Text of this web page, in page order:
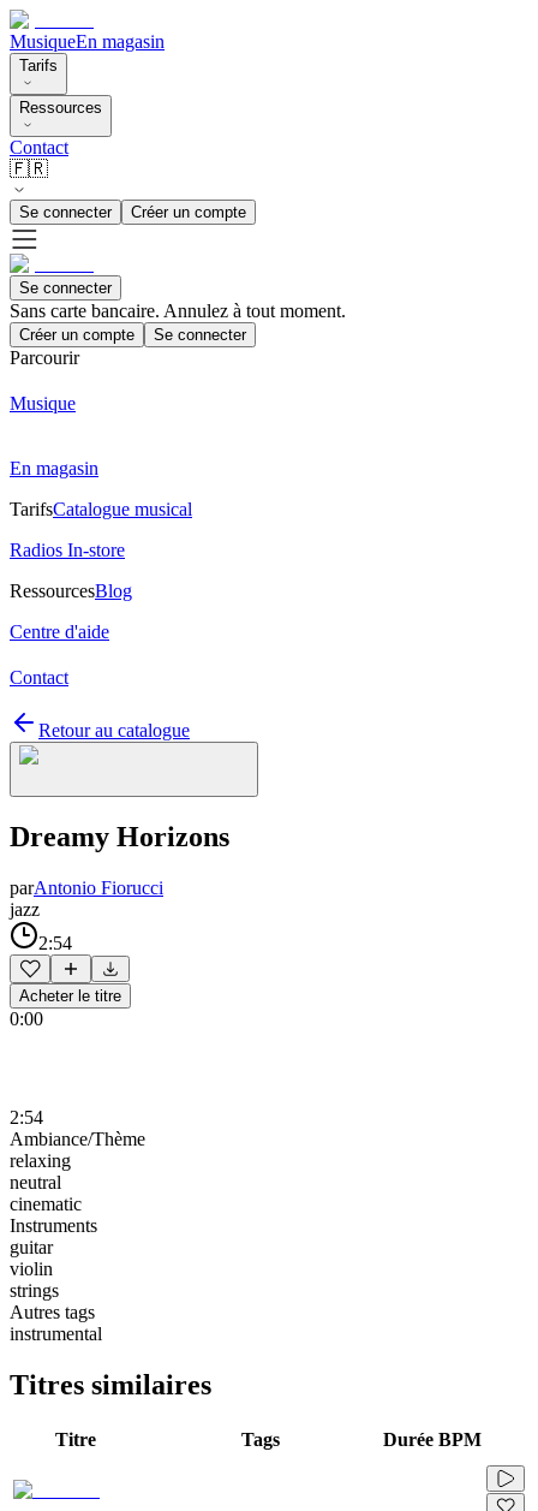
MusiqueEn magasin
Tarifs
Ressources
Contact
🇫🇷
Se connecter Créer un compte
Se connecter
Sans carte bancaire. Annulez à tout moment.
Créer un compte Se connecter
Parcourir
Musique
En magasin
TarifsCatalogue musical
Radios In-store
RessourcesBlog
Centre d'aide
Contact
Retour au catalogue
Dreamy Horizons
parAntonio Fiorucci
jazz
2:54
Acheter le titre
0:00
2:54
Ambiance/Thème
relaxing
neutral
cinematic
Instruments
guitar
violin
strings
Autres tags
instrumental
Titres similaires
Titre Tags Durée BPM